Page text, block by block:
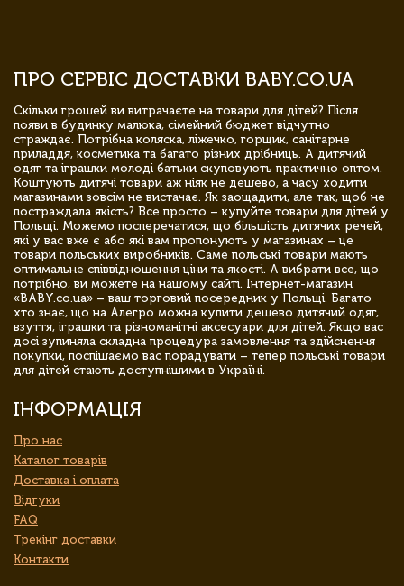
ПРО СЕРВІС ДОСТАВКИ BABY.CO.UA
Скільки грошей ви витрачаєте на товари для дітей? Після
появи в будинку малюка, сімейний бюджет відчутно
страждає. Потрібна коляска, ліжечко, горщик, санітарне
приладдя, косметика та багато різних дрібниць. А дитячий
одяг та іграшки молоді батьки скуповують практично оптом.
Коштують дитячі товари аж ніяк не дешево, а часу ходити
магазинами зовсім не вистачає. Як заощадити, але так, щоб не
постраждала якість? Все просто – купуйте товари для дітей у
Польщі. Можемо посперечатися, що більшість дитячих речей,
які у вас вже є або які вам пропонують у магазинах – це
товари польських виробників. Саме польські товари мають
оптимальне співвідношення ціни та якості. А вибрати все, що
потрібно, ви можете на нашому сайті. Інтернет-магазин
«BABY.co.ua» – ваш торговий посередник у Польщі. Багато
хто знає, що на Алегро можна купити дешево дитячий одяг,
взуття, іграшки та різноманітні аксесуари для дітей. Якщо вас
досі зупиняла складна процедура замовлення та здійснення
покупки, поспішаємо вас порадувати – тепер польські товари
для дітей стають доступнішими в Україні.
ІНФОРМАЦІЯ
Про нас
Каталог товарів
Доставка і оплата
Відгуки
FAQ
Трекінг доставки
Контакти